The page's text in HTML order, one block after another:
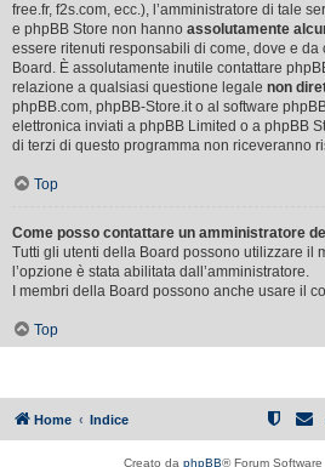
free.fr, f2s.com, ecc.), l’amministratore di tale
e phpBB Store non hanno assolutamente
essere ritenuti responsabili di come, dove e
Board. È assolutamente inutile contattare
relazione a qualsiasi questione legale non
phpBB.com, phpBB-Store.it o al software
elettronica inviati a phpBB Limited o a phpBB
di terzi di questo programma non riceveranno
Top
Come posso contattare un amministratore
Tutti gli utenti della Board possono utilizzare il
l’opzione è stata abilitata dall’amministratore.
I membri della Board possono anche usare il
Top
Home Indice
Creato da phpBB® Forum